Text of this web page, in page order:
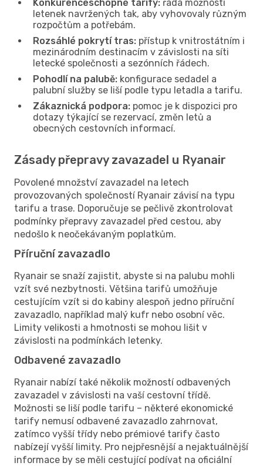
Konkurenceschopné tarify: řada možností
letenek navržených tak, aby vyhovovaly různým
rozpočtům a potřebám.
Rozsáhlé pokrytí tras: přístup k vnitrostátním i
mezinárodním destinacím v závislosti na síti
letecké společnosti a sezónních řádech.
Pohodlí na palubě: konfigurace sedadel a
palubní služby se liší podle typu letadla a tarifu.
Zákaznická podpora: pomoc je k dispozici pro
dotazy týkající se rezervací, změn letů a
obecných cestovních informací.
Zásady přepravy zavazadel u Ryanair
Povolené množství zavazadel na letech
provozovaných společností Ryanair závisí na typu
tarifu a trase. Doporučuje se pečlivě zkontrolovat
podmínky přepravy zavazadel před cestou, aby
nedošlo k neočekávaným poplatkům.
Příruční zavazadlo
Ryanair se snaží zajistit, abyste si na palubu mohli
vzít své nezbytnosti. Většina tarifů umožňuje
cestujícím vzít si do kabiny alespoň jedno příruční
zavazadlo, například malý kufr nebo osobní věc.
Limity velikosti a hmotnosti se mohou lišit v
závislosti na podmínkách letenky.
Odbavené zavazadlo
Ryanair nabízí také několik možností odbavených
zavazadel v závislosti na vaší cestovní třídě.
Možnosti se liší podle tarifu – některé ekonomické
tarify nemusí odbavené zavazadlo zahrnovat,
zatímco vyšší třídy nebo prémiové tarify často
nabízejí vyšší limity. Pro nejpřesnější a nejaktuálnější
informace by se měli cestující podívat na oficiální